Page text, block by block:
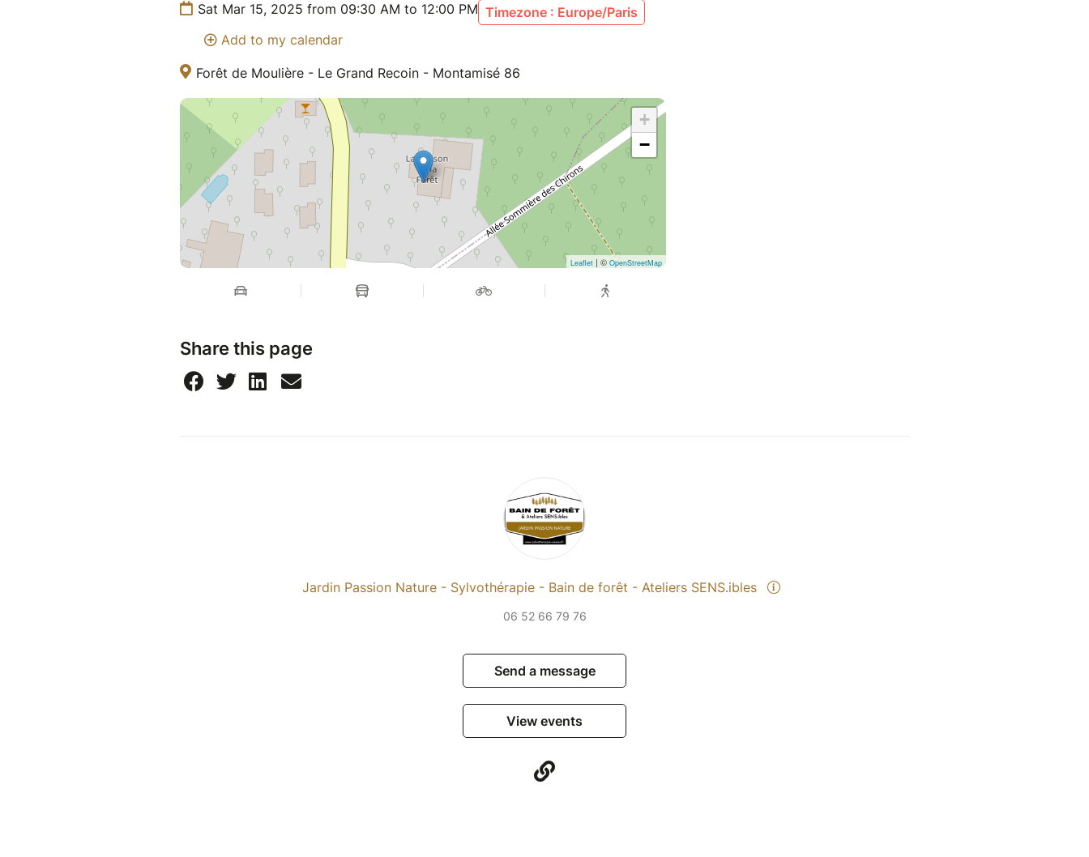
Sat Mar 15, 2025 from 09:30 AM to 12:00 PM Timezone : Europe/Paris
Add to my calendar
Forêt de Moulière - Le Grand Recoin - Montamisé 86
+
−
Leaflet | © OpenStreetMap
Share this page
Jardin Passion Nature - Sylvothérapie - Bain de forêt - Ateliers SENS.ibles
06 52 66 79 76
Send a message
View events